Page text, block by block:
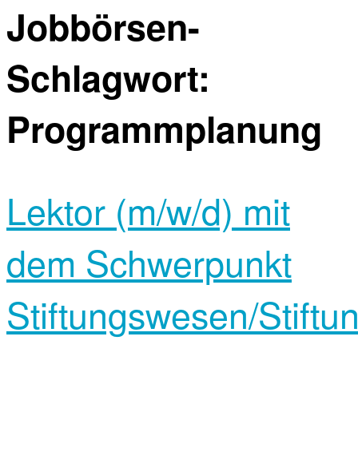
Jobbörsen-
Schlagwort:
Programmplanung
Lektor (m/w/d) mit
dem Schwerpunkt
Stiftungswesen/